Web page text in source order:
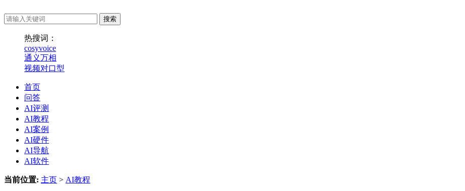
热搜词：
cosyvoice
通义万相
视频对口型
首页
问答
AI评测
AI教程
AI案例
AI硬件
AI导航
AI软件
当前位置: 主页 > AI教程